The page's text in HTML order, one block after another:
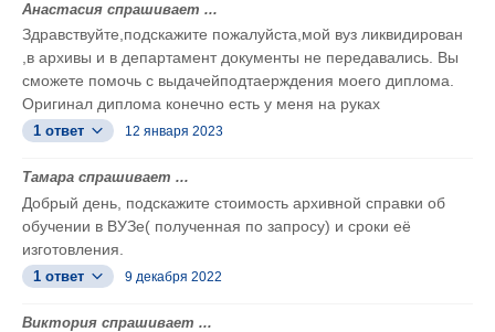
Анастасия спрашивает ...
Здравствуйте,подскажите пожалуйста,мой вуз ликвидирован
,в архивы и в департамент документы не передавались. Вы
сможете помочь с выдачейподтаерждения моего диплома.
Оригинал диплома конечно есть у меня на руках
1 ответ 12 января 2023
Тамара спрашивает ...
Добрый день, подскажите стоимость архивной справки об
обучении в ВУЗе( полученная по запросу) и сроки её
изготовления.
1 ответ 9 декабря 2022
Виктория спрашивает ...